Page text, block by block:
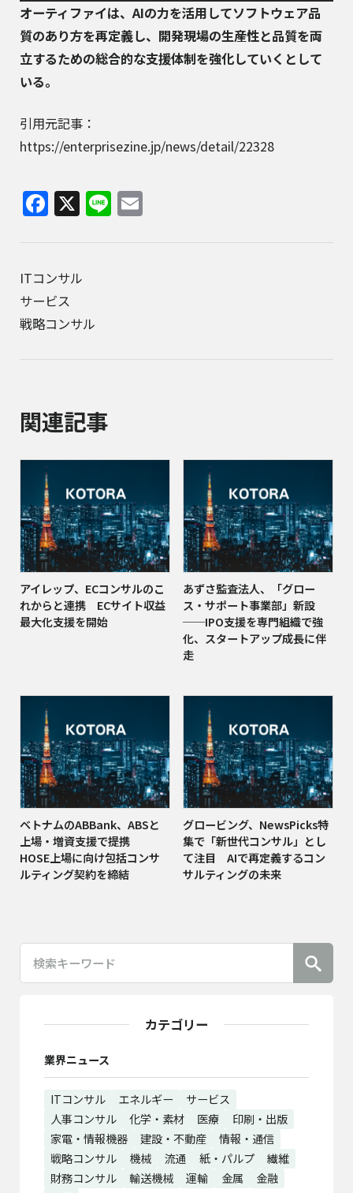
カテゴリー
業界ニュース
ITコンサル エネルギー
サービス
人事コンサル
化学・素材 医療
印刷・出版
家電・情報機器
建設・不動産
情報・通信
戦略コンサル
機械 流通 紙・パルプ
繊維
財務コンサル
輸送機械 運輸 金属
金融
オーティファイは、AIの力を活用してソフトウェア品
質のあり方を再定義し、開発現場の生産性と品質を両
立するための総合的な支援体制を強化していくとして
いる。
引用元記事：
https://enterprisezine.jp/news/detail/22328
Facebook
X Line
ITコンサル
サービス
戦略コンサル
関連記事
アイレップ、ECコンサルのこ
れからと連携 ECサイト収益
最大化支援を開始
あずさ監査法人、「グロー
ス・サポート事業部」新設
──IPO支援を専門組織で強
化、スタートアップ成長に伴
走
ベトナムのABBank、ABSと
上場・増資支援で提携
HOSE上場に向け包括コンサ
ルティング契約を締結
グロービング、NewsPicks特
集で「新世代コンサル」とし
て注目 AIで再定義するコン
サルティングの未来